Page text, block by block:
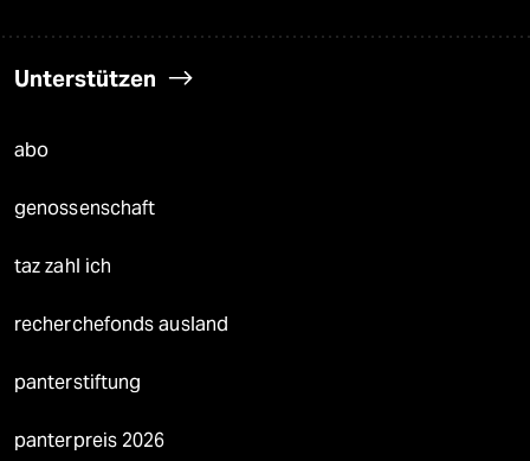
Unterstützen
abo
genossenschaft
taz zahl ich
recherchefonds ausland
panterstiftung
panterpreis 2026